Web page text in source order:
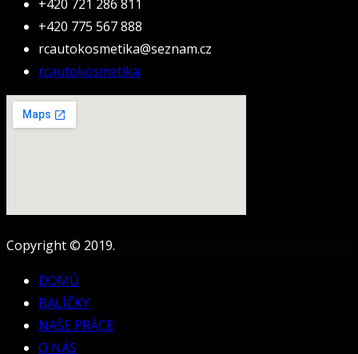
+420 721 286 811
+420 775 567 888
rcautokosmetika@seznam.cz
rcautokosmetika
Copyright © 2019.
DOMŮ
BALÍČKY
NAŠE PRÁCE
O NÁS